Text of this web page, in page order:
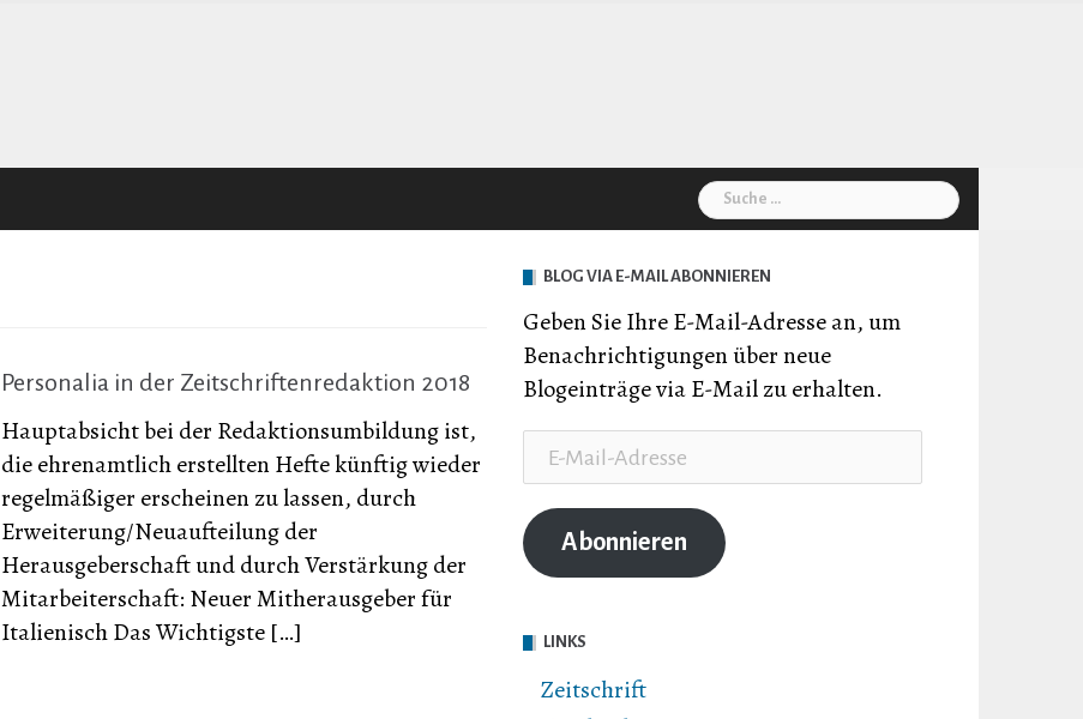
Suche
nach:
Personalia in der Zeitschriftenredaktion 2018
Hauptabsicht bei der Redaktionsumbildung ist,
die ehrenamtlich erstellten Hefte künftig wieder
regelmäßiger erscheinen zu lassen, durch
Erweiterung/Neuaufteilung der
Herausgeberschaft und durch Verstärkung der
Mitarbeiterschaft: Neuer Mitherausgeber für
Italienisch Das Wichtigste […]
BLOG VIA E-MAIL ABONNIEREN
Geben Sie Ihre E-Mail-Adresse an, um
Benachrichtigungen über neue
Blogeinträge via E-Mail zu erhalten.
Mail-
Adresse
Abonnieren
LINKS
Zeitschrift